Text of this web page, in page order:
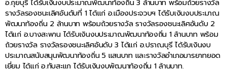
อ.กุยบุรี ได้รับเงินงบประมาณพัฒนาท้องถิ่น 3 ล้านบาท พร้อมถ้วยรางวัล
รางวัลรองชนะเลิศอันดับที่ 1 ได้แก่ อ.เมืองประจวบฯ ได้รับเงินงบประมาณ
พัฒนาท้องถิ่น 2 ล้านบาท พร้อมถ้วยรางวัล รางวัลรองชนะเลิศอันดับ 2
ได้แก่ อ.บางสะพาน ได้รับเงินงบประมาณพัฒนาท้องถิ่น 1 ล้านบาท พร้อม
ถ้วยรางวัล รางวัลรองชนะเลิศอันดับ 3 ได้แก่ อ.ปราณบุรี ได้รับเงินงบ
ประมาณสนับสนุนพัฒนาท้องถิ่น 5 แสนบาท และรางวัลอำเภอมารยาทยอด
เยี่ยม ได้แก่ อ.ทับสะแก ได้รับเงินงบพัฒนาท้องถิ่น 1 ล้านบาท.